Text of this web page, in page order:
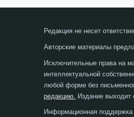
Редакция не несет
Авторские материалы
Исключительные права на
интеллектуальной
любой форме без
редакцию. Издание выходит
Информационная